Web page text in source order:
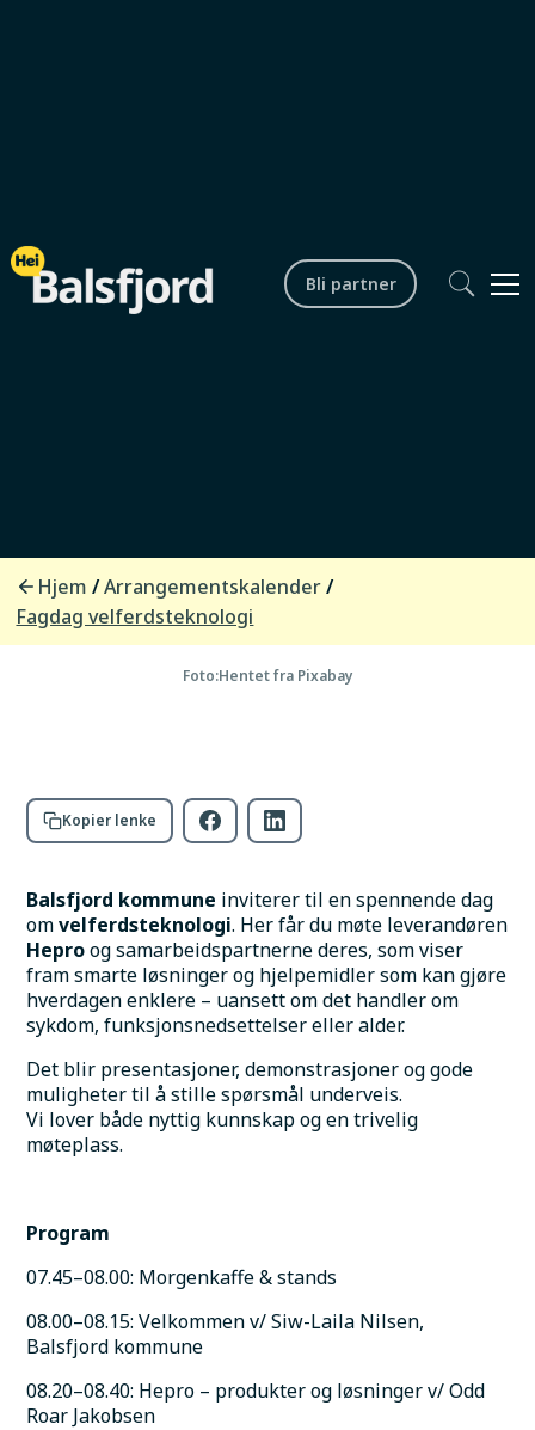
Bli partner
Hjem /Arrangementskalender /
Fagdag velferdsteknologi
Lokalsamfunn
Sted
Fuglelia flerbrukshus
Adresse
Arnulv Eides vei 25, 9050 Storsteinnes
Foto:Hentet fra Pixabay
Kopier lenke
Balsfjord kommune inviterer til en spennende dag
om velferdsteknologi
Hepro og samarbeidspartnerne deres, som viser
fram smarte løsninger og hjelpemidler som kan gjøre
hverdagen enklere – uansett om det handler om
sykdom, funksjonsnedsettelser eller alder.
Det blir presentasjoner, demonstrasjoner og gode
muligheter til å stille spørsmål underveis.
Vi lover både nyttig kunnskap og en trivelig
møteplass.
Program
07.45–08.00: Morgenkaffe & stands
08.00–08.15: Velkommen v/ Siw-Laila Nilsen,
Balsfjord kommune
08.20–08.40: Hepro – produkter og løsninger v/ Odd
Roar Jakobsen